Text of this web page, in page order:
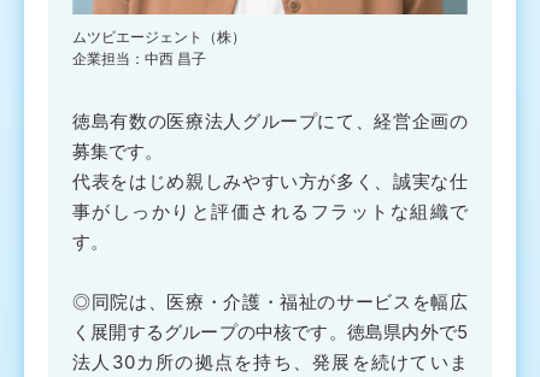
ムツビエージェント（株）
企業担当：中西 昌子
徳島有数の医療法人グループにて、経営企画の
募集です。
代表をはじめ親しみやすい方が多く、誠実な仕
事がしっかりと評価されるフラットな組織で
す。
◎同院は、医療・介護・福祉のサービスを幅広
く展開するグループの中核です。徳島県内外で5
法人30カ所の拠点を持ち、発展を続けていま